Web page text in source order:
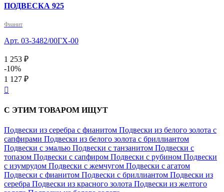
ПОДВЕСКА 925
Фианит
Арт. 03-3482/00ГХ-00
1 253 ₽
-10%
1 127 ₽

С ЭТИМ ТОВАРОМ ИЩУТ
Подвески из серебра с фианитом Подвески из белого золота с
сапфирами Подвески из белого золота с бриллиантом
Подвески с эмалью Подвески с танзанитом Подвески с
топазом Подвески с сапфиром Подвески с рубином Подвески
с изумрудом Подвески с жемчугом Подвески с агатом
Подвески с фианитом Подвески с бриллиантом Подвески из
серебра Подвески из красного золота Подвески из желтого